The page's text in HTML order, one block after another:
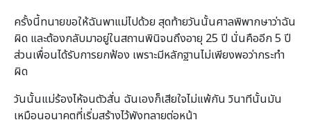
ครั้งนี้ทนายขอให้ฉันพาแม่ไปด้วย สุดท้ายวันนั้นศาลพิพากษาว่าฉัน
ผิด และต้องกลับมาอยู่ในสถานพินิจนถึงอายุ 25 ปี นั่นคืออีก 5 ปี
ส่วนเพื่อนได้รับการยกฟ้อง เพราะมีหลักฐานไม่เพียงพอว่ากระทำ
ผิด
วันนั้นแม่ร้องไห้จนตัวสั่น ฉันเองก็เสียใจไม่แพ้กัน วินาทีนั้นมัน
เหมือนอนาคตที่เริ่มสร้างไว้พังทลายต่อหน้า